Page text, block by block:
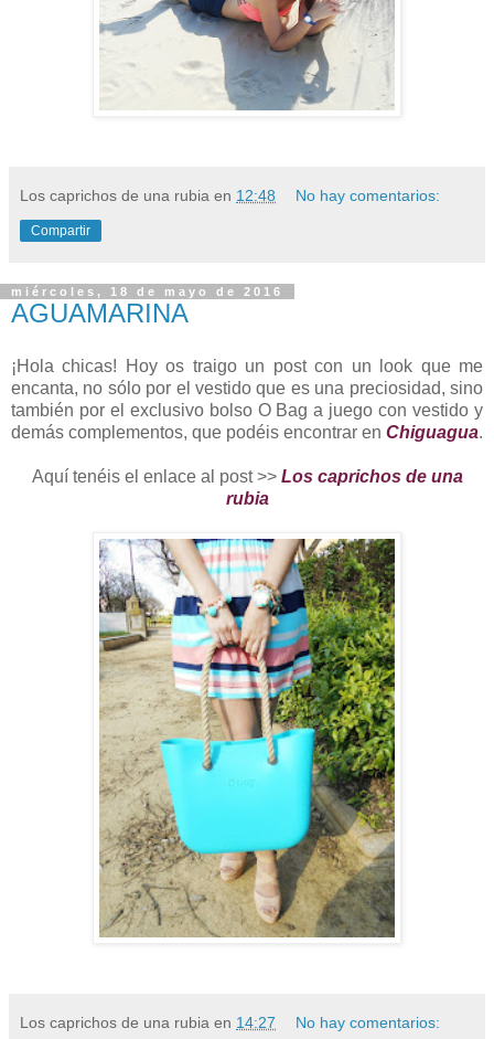
Los caprichos de una rubia en 12:48 No hay comentarios:
Compartir
miércoles, 18 de mayo de 2016
AGUAMARINA
¡Hola chicas! Hoy os traigo un post con un look que me
encanta, no sólo por el vestido que es una preciosidad, sino
también por el exclusivo bolso O Bag a juego con vestido y
demás complementos, que podéis encontrar en Chiguagua.
Aquí tenéis el enlace al post >> Los caprichos de una
rubia
Los caprichos de una rubia en 14:27 No hay comentarios: